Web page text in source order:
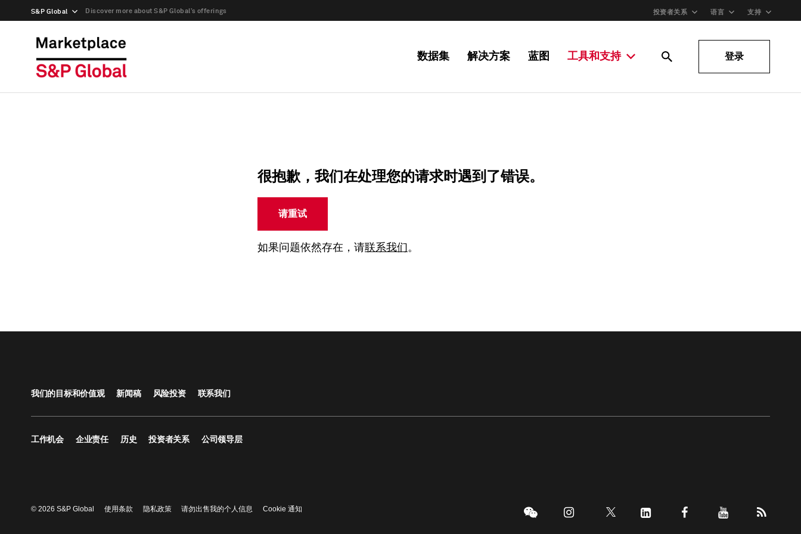
S&P Global Discover more about S&P Global’s offerings 投资者关系 语言 支持
数据集 解决方案 蓝图 工具和支持 登录
很抱歉，我们在处理您的请求时遇到了错误。
请重试
如果问题依然存在，请联系我们 。
我们的目标和价值观 新闻稿 风险投资 联系我们
工作机会 企业责任 历史 投资者关系 公司领导层
© 2026 S&P Global 使用条款 隐私政策 请勿出售我的个人信息 Cookie 通知